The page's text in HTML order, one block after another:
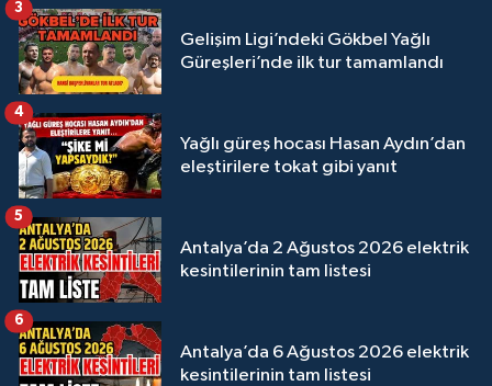
Gelişim Ligi’ndeki Gökbel Yağlı
Güreşleri’nde ilk tur tamamlandı
3
Yağlı güreş hocası Hasan Aydın’dan
eleştirilere tokat gibi yanıt
4
Antalya’da 2 Ağustos 2026 elektrik
kesintilerinin tam listesi
5
Antalya’da 6 Ağustos 2026 elektrik
kesintilerinin tam listesi
6